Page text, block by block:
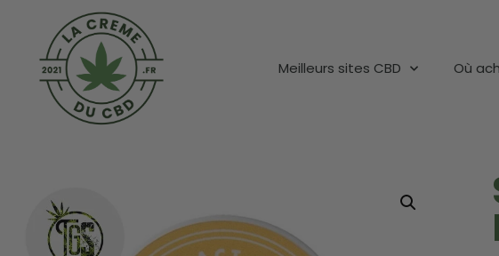
Meilleurs sites CBD Où